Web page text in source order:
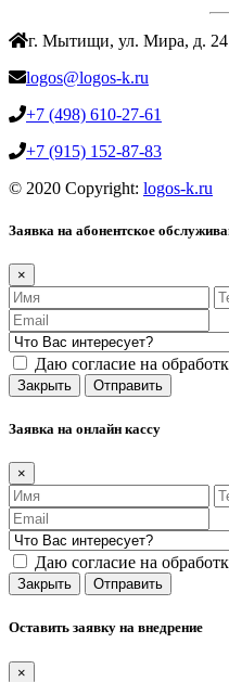
г. Мытищи, ул. Мира, д. 24
logos@logos-k.ru
+7 (498) 610-27-61
+7 (915) 152-87-83
© 2020 Copyright: logos-k.ru
Заявка на абонентское
×
Даю согласие на
Закрыть Отправить
Заявка на онлайн кассу
×
Даю согласие на
Закрыть Отправить
Оставить заявку на внедрение
×